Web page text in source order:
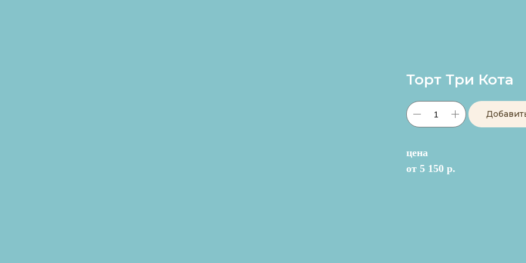
Торт Три Кота
цена
от 5 150 р.